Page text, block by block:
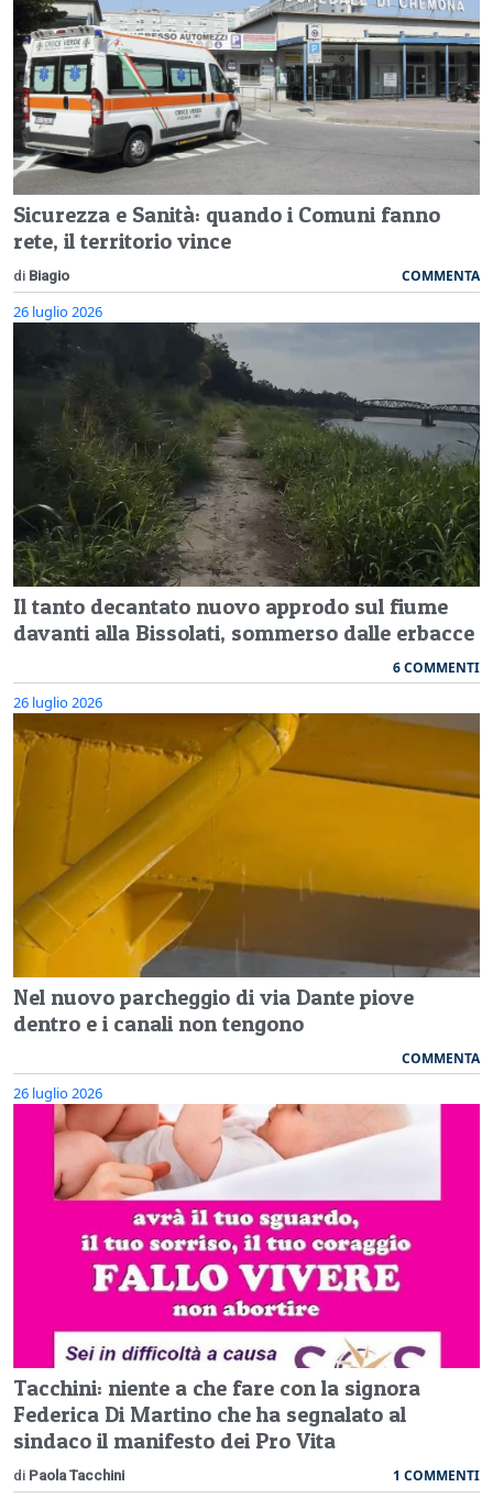
Sicurezza e Sanità: quando i Comuni fanno
rete, il territorio vince
di Biagio COMMENTA
26 luglio 2026
Il tanto decantato nuovo approdo sul fiume
davanti alla Bissolati, sommerso dalle erbacce
6 COMMENTI
26 luglio 2026
Nel nuovo parcheggio di via Dante piove
dentro e i canali non tengono
COMMENTA
26 luglio 2026
Tacchini: niente a che fare con la signora
Federica Di Martino che ha segnalato al
sindaco il manifesto dei Pro Vita
di Paola Tacchini 1 COMMENTI